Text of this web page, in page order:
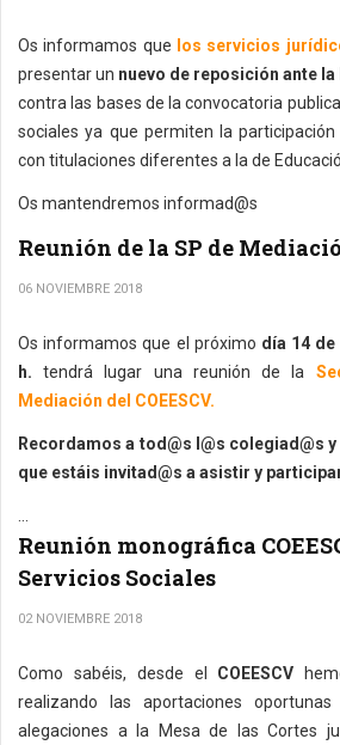
Os informamos que los servicios
presentar un nuevo de reposición ante
contra las bases de la convocatoria
sociales ya que permiten la
con titulaciones diferentes a la de
Os mantendremos informad@s
Reunión de la SP de
06 NOVIEMBRE 2018
Os informamos que el próximo día 14
h. tendrá lugar una reunión de la
Mediación del COEESCV.
Recordamos a tod@s l@s colegiad@s y
que estáis invitad@s a asistir y
Reunión monográfica
Servicios Sociales
02 NOVIEMBRE 2018
Como sabéis, desde el COEESCV
realizando las aportaciones
alegaciones a la Mesa de las Cortes